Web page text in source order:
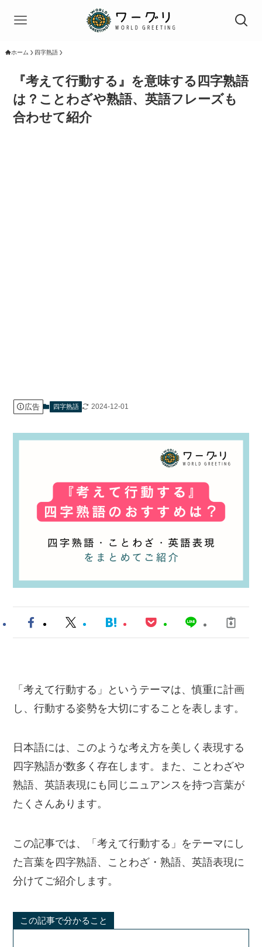
ホーム 四字熟語
『考えて行動する』を意味する四字熟語
は？ことわざや熟語、英語フレーズも
合わせて紹介
広告 四字熟語 2024-12-01
「考えて行動する」というテーマは、慎重に計画
し、行動する姿勢を大切にすることを表します。
日本語には、このような考え方を美しく表現する
四字熟語が数多く存在します。また、ことわざや
熟語、英語表現にも同じニュアンスを持つ言葉が
たくさんあります。
この記事では、「考えて行動する」をテーマにし
た言葉を四字熟語、ことわざ・熟語、英語表現に
分けてご紹介します。
この記事で分かること